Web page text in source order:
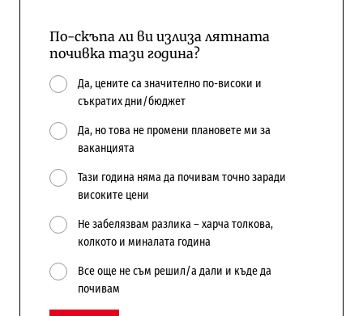
По-скъпа ли ви излиза лятната
почивка тази година?
Да, цените са значително по-високи и
съкратих дни/бюджет
Да, но това не промени плановете ми за
ваканцията
Тази година няма да почивам точно заради
високите цени
Не забелязвам разлика – харча толкова,
колкото и миналата година
Все още не съм решил/а дали и къде да
почивам